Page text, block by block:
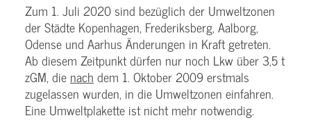
Zum 1. Juli 2020 sind bezüglich der Umweltzonen
der Städte Kopenhagen, Frederiksberg, Aalborg,
Odense und Aarhus Änderungen in Kraft getreten.
Ab diesem Zeitpunkt dürfen nur noch Lkw über 3,5 t
zGM, die nach dem 1. Oktober 2009 erstmals
zugelassen wurden, in die Umweltzonen einfahren.
Eine Umweltplakette ist nicht mehr notwendig.